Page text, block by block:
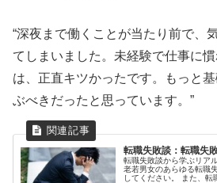
“深夜まで働くことが当たり前で、
てしまいました。未経験で仕事に
は、正直キツかったです。もっと
ぶべきだったと思っています。”
転職失敗談：転職失
転職失敗談から学ぶリア
老若男女のあらゆる転職
してください。 また、転